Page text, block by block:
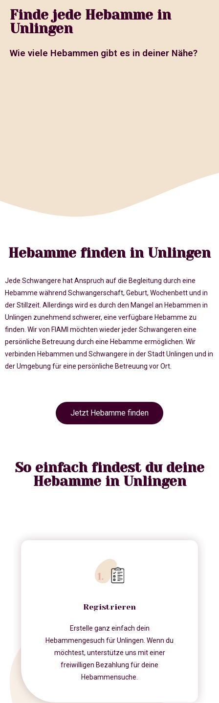
Finde jede Hebamme in
Unlingen
Wie viele Hebammen gibt es in deiner Nähe?
Hebamme finden in Unlingen
Jede Schwangere hat Anspruch auf die Begleitung durch eine
Hebamme während Schwangerschaft, Geburt, Wochenbett und in
der Stillzeit. Allerdings wird es durch den Mangel an Hebammen in
Unlingen zunehmend schwerer, eine verfügbare Hebamme zu
finden. Wir von FIAMI möchten wieder jeder Schwangeren eine
persönliche Betreuung durch eine Hebamme ermöglichen. Wir
verbinden Hebammen und Schwangere in der Stadt Unlingen und in
der Umgebung für eine persönliche Betreuung vor Ort.
Jetzt Hebamme finden
So einfach findest du deine
Hebamme in Unlingen
Registrieren
Erstelle ganz einfach dein
Hebammengesuch für Unlingen. Wenn du
möchtest, unterstütze uns mit einer
freiwilligen Bezahlung für deine
Hebammensuche.